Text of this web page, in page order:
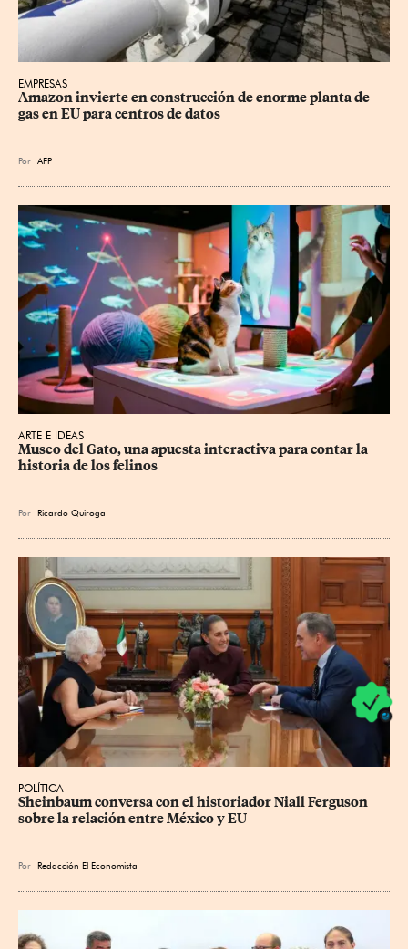
EMPRESAS
Amazon invierte en construcción de enorme planta de
gas en EU para centros de datos
Por AFP
ARTE E IDEAS
Museo del Gato, una apuesta interactiva para contar la
historia de los felinos
Por Ricardo Quiroga
POLÍTICA
Sheinbaum conversa con el historiador Niall Ferguson
sobre la relación entre México y EU
Por Redacción El Economista